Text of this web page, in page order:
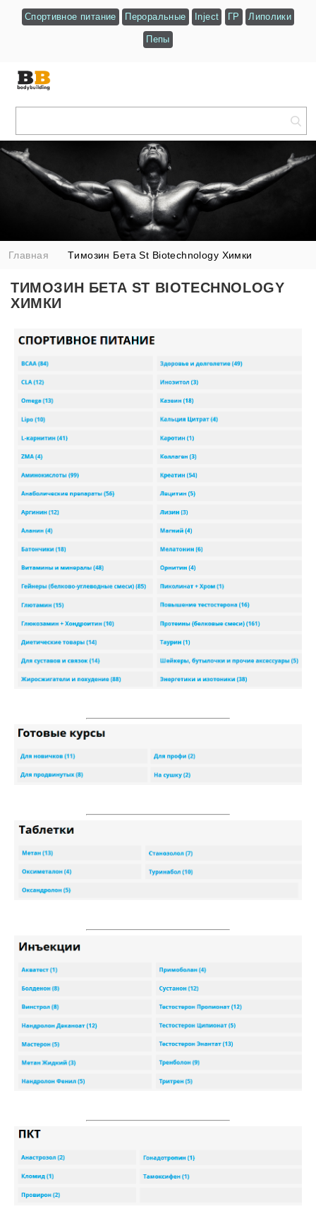
Спортивное питание Пероральные Inject ГР Липолики
Пепы
Главная Tимозин Бета St Biotechnology Химки
TИМОЗИН БЕТА ST BIOTECHNOLOGY
ХИМКИ